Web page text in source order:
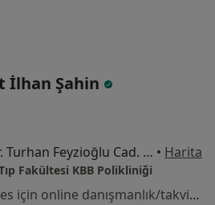
İlhan Şahin
Köşk Mah. Prof. Dr. Turhan Feyzioğlu Cad. No:42, Kayseri • Harita
Fakültesi KBB Polikliniği
Bu uzman ilgili adres için online danışmanlık/takvim sunmuyor.